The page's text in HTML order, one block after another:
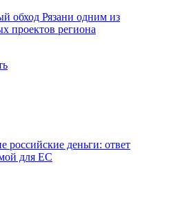
обход Рязани одним из
проектов региона
российские деньги: ответ
для EC